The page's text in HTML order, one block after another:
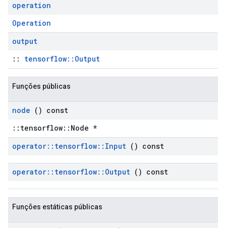
operation
Operation
output
:: tensorflow::Output
Funções públicas
node () const
::tensorflow::Node *
operator:: tensorflow:: Input () const
operator:: tensorflow:: Output () const
Funções estáticas públicas